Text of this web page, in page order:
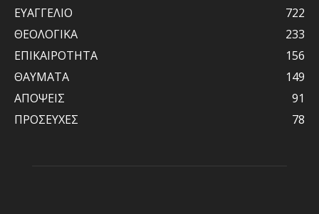
ΕΥΑΓΓΕΛΙΟ
722
ΘΕΟΛΟΓΙΚΑ
233
ΕΠΙΚΑΙΡΟΤΗΤΑ
156
ΘΑΥΜΑΤΑ
149
ΑΠΟΨΕΙΣ
91
ΠΡΟΣΕΥΧΕΣ
78